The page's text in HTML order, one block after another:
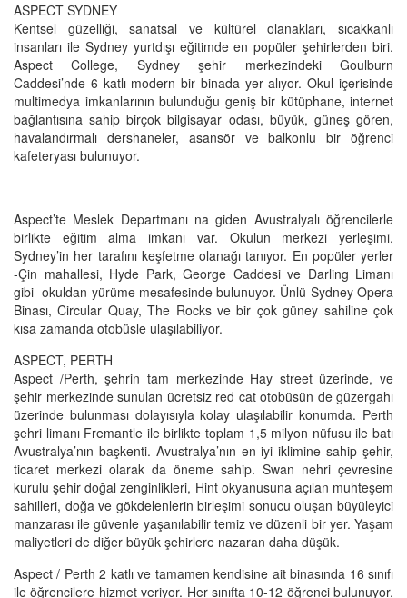
ASPECT SYDNEY
Kentsel güzelliği, sanatsal ve kültürel olanakları, sıcakkanlı
insanları ile Sydney yurtdışı eğitimde en popüler şehirlerden biri.
Aspect College, Sydney şehir merkezindeki Goulburn
Caddesi’nde 6 katlı modern bir binada yer alıyor. Okul içerisinde
multimedya imkanlarının bulunduğu geniş bir kütüphane, internet
bağlantısına sahip birçok bilgisayar odası, büyük, güneş gören,
havalandırmalı dershaneler, asansör ve balkonlu bir öğrenci
kafeteryası bulunuyor.
Aspect’te Meslek Departmanı na giden Avustralyalı öğrencilerle
birlikte eğitim alma imkanı var. Okulun merkezi yerleşimi,
Sydney’in her tarafını keşfetme olanağı tanıyor. En popüler yerler
-Çin mahallesi, Hyde Park, George Caddesi ve Darling Limanı
gibi- okuldan yürüme mesafesinde bulunuyor. Ünlü Sydney Opera
Binası, Circular Quay, The Rocks ve bir çok güney sahiline çok
kısa zamanda otobüsle ulaşılabiliyor.
ASPECT, PERTH
Aspect /Perth, şehrin tam merkezinde Hay street üzerinde, ve
şehir merkezinde sunulan ücretsiz red cat otobüsün de güzergahı
üzerinde bulunması dolayısıyla kolay ulaşılabilir konumda. Perth
şehri limanı Fremantle ile birlikte toplam 1,5 milyon nüfusu ile batı
Avustralya’nın başkenti. Avustralya’nın en iyi iklimine sahip şehir,
ticaret merkezi olarak da öneme sahip. Swan nehri çevresine
kurulu şehir doğal zenginlikleri, Hint okyanusuna açılan muhteşem
sahilleri, doğa ve gökdelenlerin birleşimi sonucu oluşan büyüleyici
manzarası ile güvenle yaşanılabilir temiz ve düzenli bir yer. Yaşam
maliyetleri de diğer büyük şehirlere nazaran daha düşük.
Aspect / Perth 2 katlı ve tamamen kendisine ait binasında 16 sınıfı
ile öğrencilere hizmet veriyor. Her sınıfta 10-12 öğrenci bulunuyor.